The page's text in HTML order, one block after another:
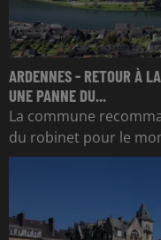
ARDENNES - RETOUR À
UNE PANNE DU...
La commune
du robinet pour le